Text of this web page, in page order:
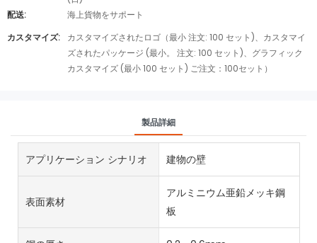
配送:
海上貨物をサポート
カスタマイズ:
カスタマイズされたロゴ（最小 注文: 100 セット)、カスタマイ
ズされたパッケージ (最小。 注文: 100 セット)、グラフィック
カスタマイズ (最小 100 セット) ご注文：100セット）
製品詳細
アプリケーション シナリオ 建物の壁
表面素材
アルミニウム亜鉛メッキ鋼
板